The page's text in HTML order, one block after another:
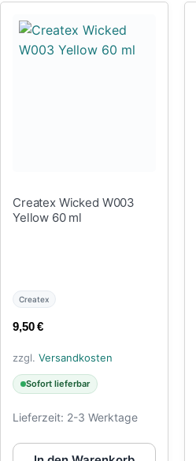
Createx Wicked W003
Yellow 60 ml
Createx
9,50€
zzgl. Versandkosten
Sofort lieferbar
Lieferzeit: 2-3 Werktage